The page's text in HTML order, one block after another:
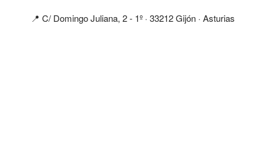
📍​ C/ Domingo Juliana, 2 - 1º · 33212 Gijón · Asturias